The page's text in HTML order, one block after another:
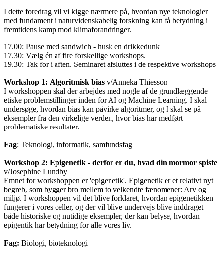
I dette foredrag vil vi kigge nærmere på, hvordan nye teknologier
med fundament i naturvidenskabelig forskning kan få betydning i
fremtidens kamp mod klimaforandringer.
17.00: Pause med sandwich - husk en drikkedunk
17.30: Vælg én af fire forskellige workshops.
19.30: Tak for i aften. Seminaret afsluttes i de respektive workshops
Workshop 1: Algoritmisk bias v/Anneka Thiesson
I workshoppen skal der arbejdes med nogle af de grundlæggende
etiske problemstillinger inden for AI og Machine Learning. I skal
undersøge, hvordan bias kan påvirke algoritmer, og I skal se på
eksempler fra den virkelige verden, hvor bias har medført
problematiske resultater.
Fag: Teknologi, informatik, samfundsfag
Workshop 2: Epigenetik - derfor er du, hvad din mormor spiste
v/Josephine Lundby
Emnet for workshoppen er 'epigenetik'. Epigenetik er et relativt nyt
begreb, som bygger bro mellem to velkendte fænomener: Arv og
miljø. I workshoppen vil det blive forklaret, hvordan epigenetikken
fungerer i vores celler, og der vil blive undervejs blive inddraget
både historiske og nutidige eksempler, der kan belyse, hvordan
epigentik har betydning for alle vores liv.
Fag: Biologi, bioteknologi